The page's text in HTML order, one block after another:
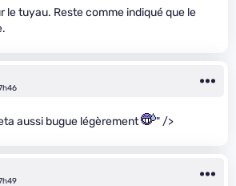
le tuyau. Reste comme indiqué que le
aussi bugue légèrement " />